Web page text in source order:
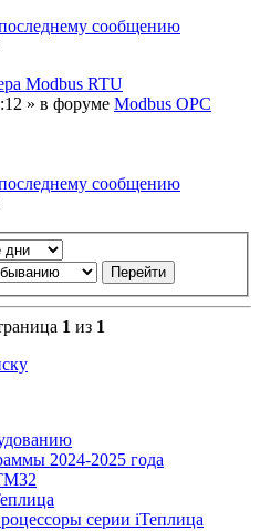
сообщению
Modbus RTU
» в форуме Modbus OPC
сообщению
1 из 1
2024-2025 года
серии iТеплица